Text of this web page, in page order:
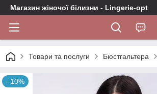
Магазин жіночої білизни - Lingerie-opt
Товари та послуги Бюстгальтера
–10%